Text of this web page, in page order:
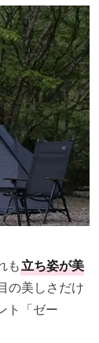
も立ち姿が美
の美しさだけ
ト「ゼー